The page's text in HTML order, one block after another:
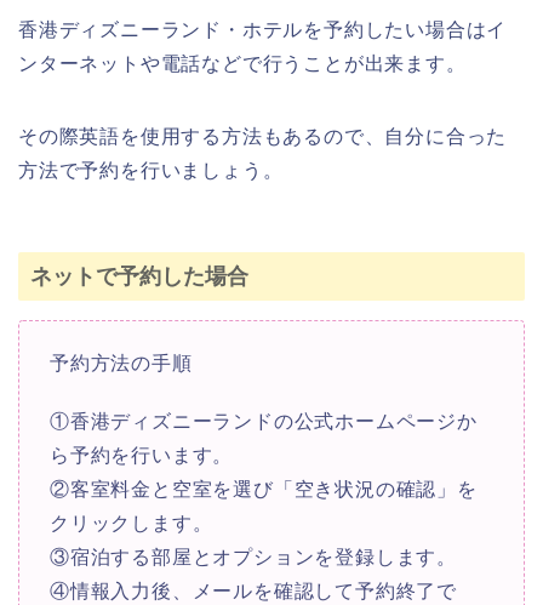
香港ディズニーランド・ホテルを予約したい場合はイ
ンターネットや電話などで行うことが出来ます。
その際英語を使用する方法もあるので、自分に合った
方法で予約を行いましょう。
ネットで予約した場合
予約方法の手順
①香港ディズニーランドの公式ホームページか
ら予約を行います。
②客室料金と空室を選び「空き状況の確認」を
クリックします。
③宿泊する部屋とオプションを登録します。
④情報入力後、メールを確認して予約終了で